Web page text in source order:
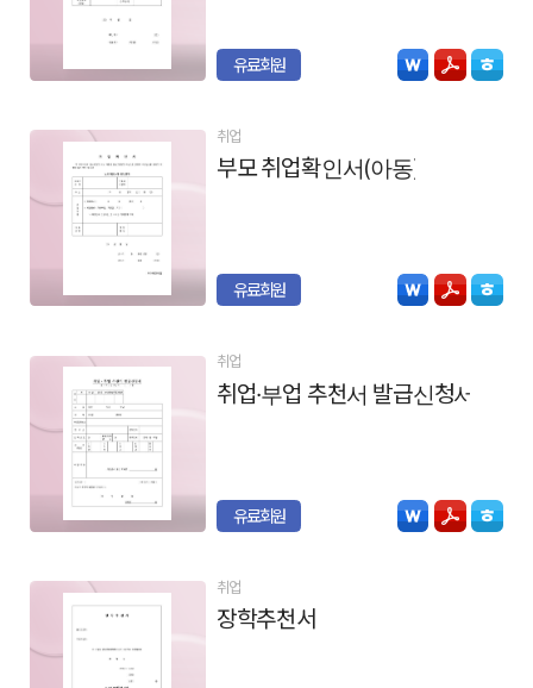
유료회원
취업
부모 취업확인서(아동)
유료회원
취업
취업·부업 추천서 발급신청서
유료회원
취업
장학추천서